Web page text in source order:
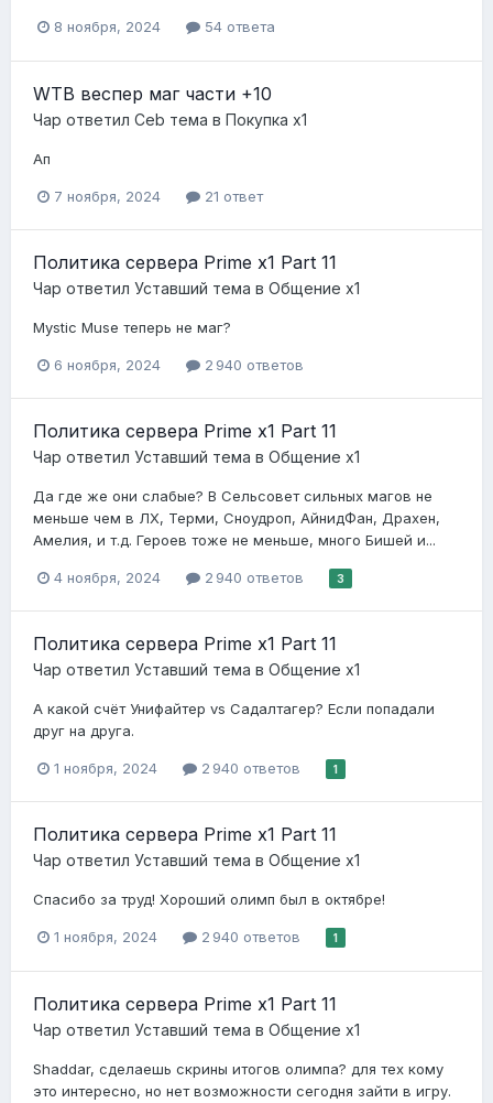
8 ноября, 2024 54 ответа
WTB веспер маг части +10
Чар ответил Ceb тема в Покупка x1
Ап
7 ноября, 2024 21 ответ
Политика сервера Prime x1 Part 11
Чар ответил Уставший тема в Общение x1
Mystic Muse теперь не маг?
6 ноября, 2024 2 940 ответов
Политика сервера Prime x1 Part 11
Чар ответил Уставший тема в Общение x1
Да где же они слабые? В Сельсовет сильных магов не
меньше чем в ЛХ, Терми, Сноудроп, АйнидФан, Драхен,
Амелия, и т.д. Героев тоже не меньше, много Бишей и...
4 ноября, 2024 2 940 ответов 3
Политика сервера Prime x1 Part 11
Чар ответил Уставший тема в Общение x1
А какой счёт Унифайтер vs Садалтагер? Если попадали
друг на друга.
1 ноября, 2024 2 940 ответов 1
Политика сервера Prime x1 Part 11
Чар ответил Уставший тема в Общение x1
Спасибо за труд! Хороший олимп был в октябре!
1 ноября, 2024 2 940 ответов 1
Политика сервера Prime x1 Part 11
Чар ответил Уставший тема в Общение x1
Shaddar, сделаешь скрины итогов олимпа? для тех кому
это интересно, но нет возможности сегодня зайти в игру.